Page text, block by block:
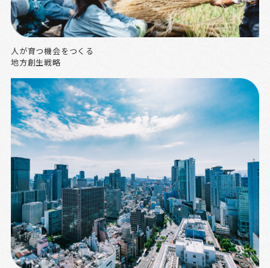
人が育つ機会をつくる
地方創生戦略